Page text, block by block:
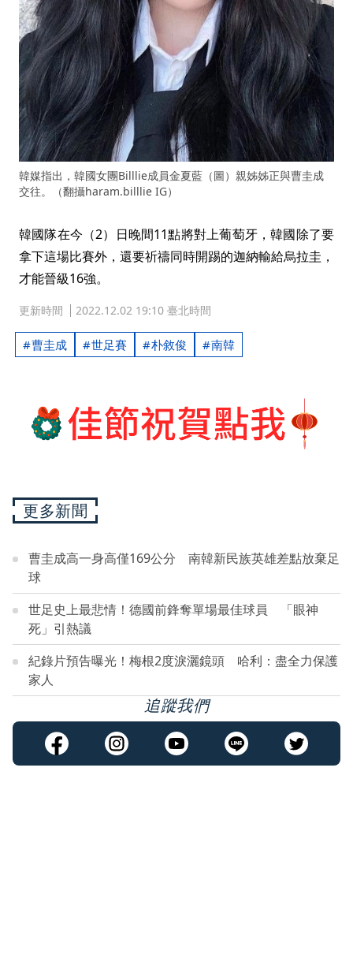
韓媒指出，韓國女團Billlie成員金夏藍（圖）親姊姊正與曹圭成
交往。（翻攝haram.billlie IG）
韓國隊在今（2）日晚間11點將對上葡萄牙，韓國除了要
拿下這場比賽外，還要祈禱同時開踢的迦納輸給烏拉圭，
才能晉級16強。
更新時間 2022.12.02 19:10 臺北時間
曹圭成 世足賽 朴敘俊 南韓
更多新聞
曹圭成高一身高僅169公分 南韓新民族英雄差點放棄足
球
世足史上最悲情！德國前鋒奪單場最佳球員 「眼神
死」引熱議
紀錄片預告曝光！梅根2度淚灑鏡頭 哈利：盡全力保護
家人
追蹤我們